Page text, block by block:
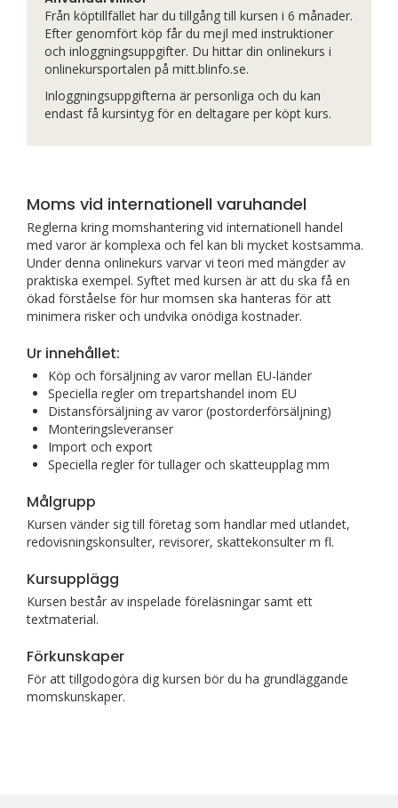
Moms vid internationell varuhandel
Reglerna kring momshantering vid internationell handel
med varor är komplexa och fel kan bli mycket kostsamma.
Under denna onlinekurs varvar vi teori med mängder av
praktiska exempel. Syftet med kursen är att du ska få en
ökad förståelse för hur momsen ska hanteras för att
minimera risker och undvika onödiga kostnader.
Ur innehållet:
Köp och försäljning av varor mellan EU-länder
Speciella regler om trepartshandel inom EU
Distansförsäljning av varor (postorderförsäljning)
Monteringsleveranser
Import och export
Speciella regler för tullager och skatteupplag mm
Målgrupp
Kursen vänder sig till företag som handlar med utlandet,
redovisningskonsulter, revisorer, skattekonsulter m fl.
Kursupplägg
Kursen består av inspelade föreläsningar samt ett
textmaterial.
Förkunskaper
För att tillgodogöra dig kursen bör du ha grundläggande
momskunskaper.
Från köptillfället har du tillgång till kursen i 6 månader.
Efter genomfört köp får du mejl med instruktioner
och inloggningsuppgifter. Du hittar din onlinekurs i
onlinekursportalen på mitt.blinfo.se.
Inloggningsuppgifterna är personliga och du kan
endast få kursintyg för en deltagare per köpt kurs.